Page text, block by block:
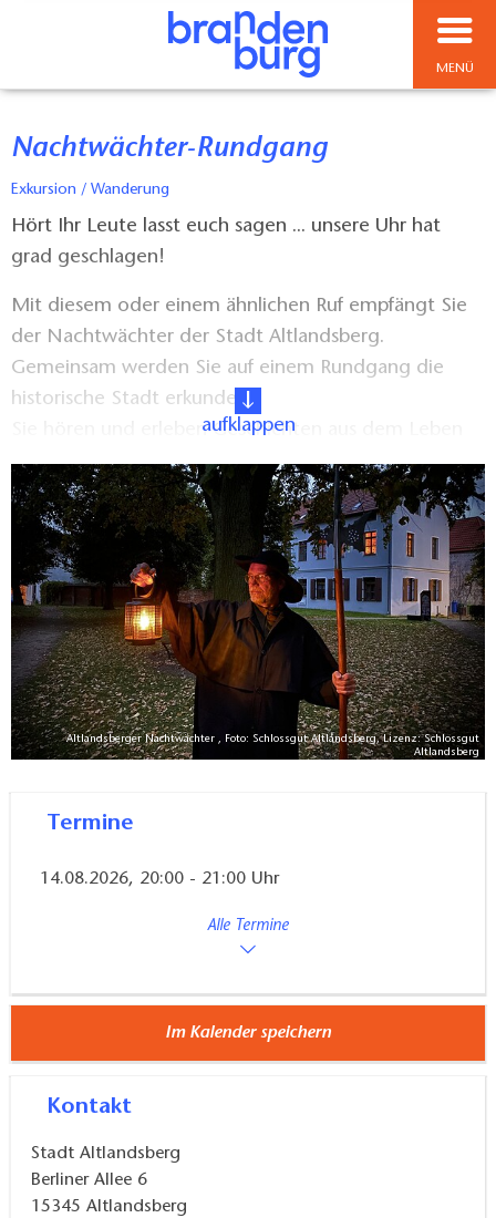
MENÜ
Nachtwächter-Rundgang
Exkursion / Wanderung
Hört Ihr Leute lasst euch sagen ... unsere Uhr hat
grad geschlagen!
Mit diesem oder einem ähnlichen Ruf empfängt Sie
der Nachtwächter der Stadt Altlandsberg.
Gemeinsam werden Sie auf einem Rundgang die
historische Stadt erkunden.
Sie hören und erleben Geschichten aus dem Leben
des Nachtwächters, von der Stadtmauer, den
Häusern, der Stadtkirche und Schlosskirche, vom
ehemaligen Schloss, in dem der erste Preußenkönig
seine Kindheit verbracht hat und viele Dinge mehr.
Treffpunkt immer 20 Uhr vor der Stadt- und
Touristinfo Altlandsberg (Krummenseestraße 3) auf
dem Schlossgut. Keine Voranmeldung notwendig.
Anmeldungen für individuelle Gruppenführungen
unter nachtwaechterulrich(at)gmail.com.
aufklappen
Altlandsberger Nachtwächter , Foto: Schlossgut Altlandsberg, Lizenz: Schlossgut
Altlandsberg
Termine
14.08.2026, 20:00 - 21:00 Uhr
Alle Termine
Im Kalender speichern
Kontakt
Stadt Altlandsberg
Berliner Allee 6
15345 Altlandsberg